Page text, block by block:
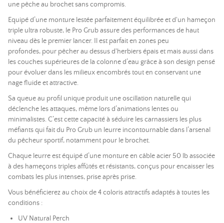
une pêche au brochet sans compromis.
Equipé d’une monture lestée parfaitement équilibrée et d'un hameçon
triple ultra robuste, le Pro Grub assure des performances de haut
niveau dès le premier lancer. Il est parfait en zones peu
profondes, pour pêcher au dessus d'herbiers épais et mais aussi dans
les couches supérieures de la colonne d’eau grâce à son design pensé
pour évoluer dans les milieux encombrés tout en conservant une
nage fluide et attractive.
Sa queue au profil unique produit une oscillation naturelle qui
déclenche les attaques, même lors d’animations lentes ou
minimalistes. C’est cette capacité à séduire les carnassiers les plus
méfiants qui fait du Pro Grub un leurre incontournable dans l’arsenal
du pêcheur sportif, notamment pour le brochet.
Chaque leurre est équipé d’une monture en câble acier 50 lb associée
à des hameçons triples affûtés et résistants, conçus pour encaisser les
combats les plus intenses, prise après prise.
Vous bénéficierez au choix de 4 coloris attractifs adaptés à toutes les
conditions :
UV Natural Perch